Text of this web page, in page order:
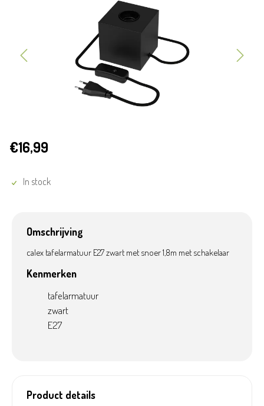
€16,99
In stock
Omschrijving
calex tafelarmatuur E27 zwart met snoer 1,8m met schakelaar
Kenmerken
tafelarmatuur
zwart
E27
Product details